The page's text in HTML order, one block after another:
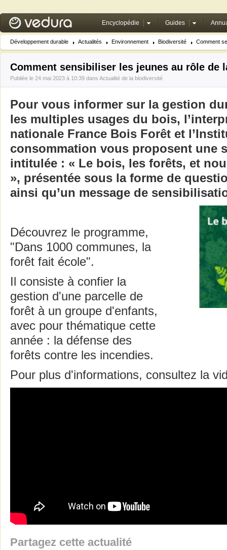
Encyclopédie Guides
Développement durable Actualités Environnement Biodiversité Comment
Comment sensibiliser les jeunes au rôle de
Publiée le 24 mai 2023 à 10:39 dans Actualité de la biodiversité
Pour vous informer sur la gestion
les multiples usages du bois,
nationale France Bois Forêt et
consommation vous proposent une
intitulée : « Le bois, les forêts, et
», présentée sous la forme de
ainsi qu’un message de
Découvrez le programme,
"Dans 1000 communes, la
forêt fait école".
Il consiste à confier la
gestion d'une parcelle de
forêt à un groupe d'enfants,
avec pour thématique cette
année : la défense des
forêts contre les incendies.
Pour plus d'informations, consultez la
Partagez cette actualité